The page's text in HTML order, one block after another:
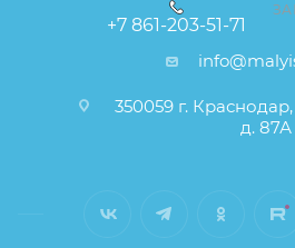
+7 861-203-51-71
350059 г.
д. 87А